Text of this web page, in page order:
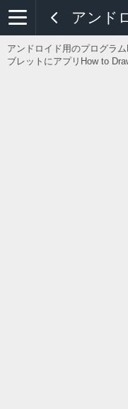
アンド
アンドロイド用のプログラ
ブレットにアプリHow to